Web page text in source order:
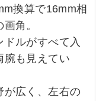
換算で16mm相
画角。
ドルがすべて入
腕も見えてい
が広く、左右の